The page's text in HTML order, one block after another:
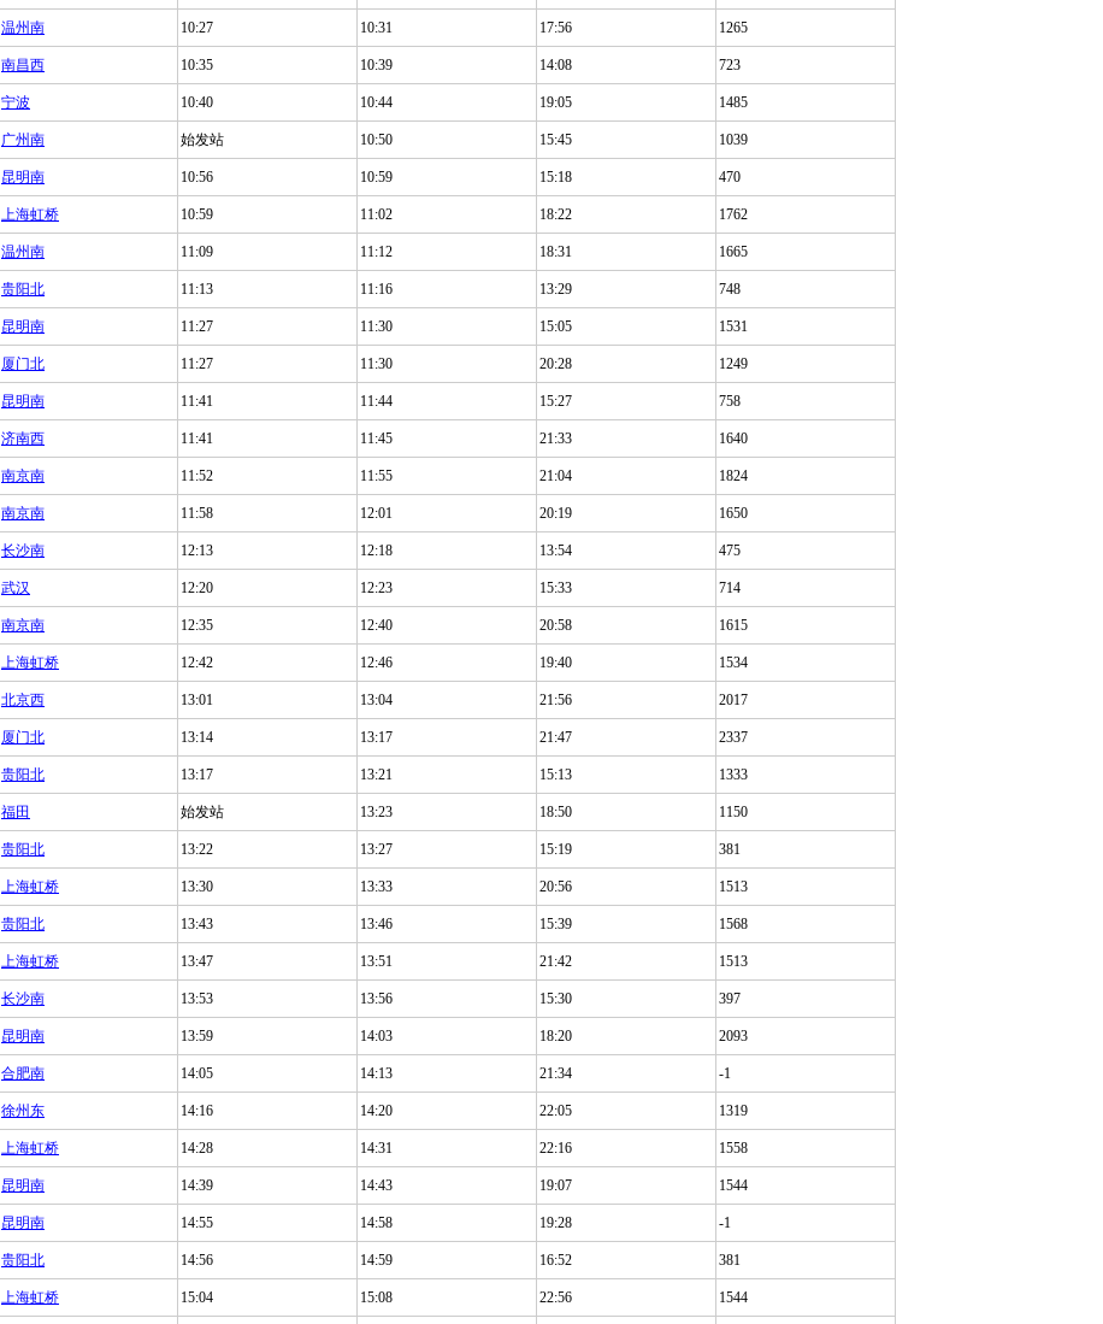
温州南 10:27 10:31 17:56 1265
南昌西 10:35 10:39 14:08 723
宁波 10:40 10:44 19:05 1485
广州南 始发站 10:50 15:45 1039
昆明南 10:56 10:59 15:18 470
上海虹桥 10:59 11:02 18:22 1762
温州南 11:09 11:12 18:31 1665
贵阳北 11:13 11:16 13:29 748
昆明南 11:27 11:30 15:05 1531
厦门北 11:27 11:30 20:28 1249
昆明南 11:41 11:44 15:27 758
济南西 11:41 11:45 21:33 1640
南京南 11:52 11:55 21:04 1824
南京南 11:58 12:01 20:19 1650
长沙南 12:13 12:18 13:54 475
武汉 12:20 12:23 15:33 714
南京南 12:35 12:40 20:58 1615
上海虹桥 12:42 12:46 19:40 1534
北京西 13:01 13:04 21:56 2017
厦门北 13:14 13:17 21:47 2337
贵阳北 13:17 13:21 15:13 1333
福田 始发站 13:23 18:50 1150
贵阳北 13:22 13:27 15:19 381
上海虹桥 13:30 13:33 20:56 1513
贵阳北 13:43 13:46 15:39 1568
上海虹桥 13:47 13:51 21:42 1513
长沙南 13:53 13:56 15:30 397
昆明南 13:59 14:03 18:20 2093
合肥南 14:05 14:13 21:34 -1
徐州东 14:16 14:20 22:05 1319
上海虹桥 14:28 14:31 22:16 1558
昆明南 14:39 14:43 19:07 1544
昆明南 14:55 14:58 19:28 -1
贵阳北 14:56 14:59 16:52 381
上海虹桥 15:04 15:08 22:56 1544